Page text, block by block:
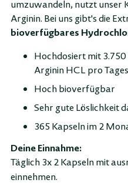
umzuwandeln, nutzt unser
Arginin. Bei uns gibt's die
bioverfügbares
Hochdosiert mit
Arginin HCL pro
Hoch bioverfügbar
Sehr gute Löslichkeit
365 Kapseln im 2
Deine Einnahme:
Täglich 3x 2 Kapseln mit
einnehmen.